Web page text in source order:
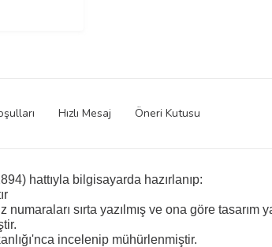
Hızlı Mesaj Öneri Kutusu
hattıyla bilgisayarda hazırlanıp:
sırta yazılmış ve ona göre tasarım
incelenip mühürlenmiştir.